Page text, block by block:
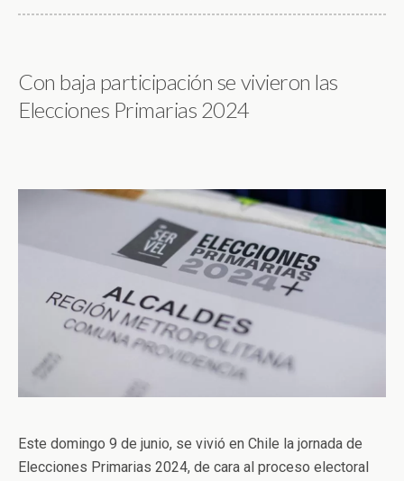
Con baja participación se vivieron las
Elecciones Primarias 2024
Este domingo 9 de junio, se vivió en Chile la jornada de
Elecciones Primarias 2024, de cara al proceso electoral